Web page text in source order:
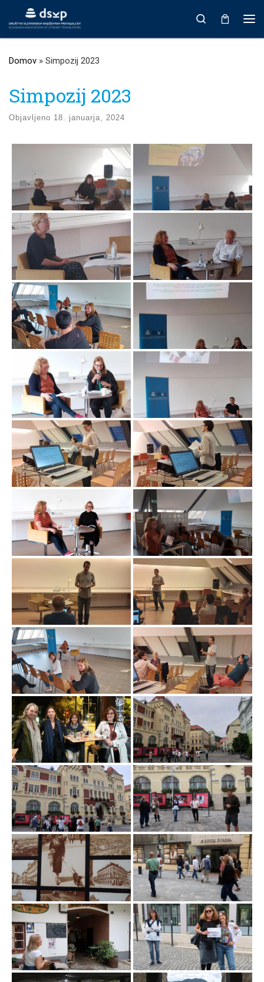
Prikaži vso vsebino
Search
Domov » Simpozij 2023
Simpozij 2023
Objavljeno 18. januarja, 2024